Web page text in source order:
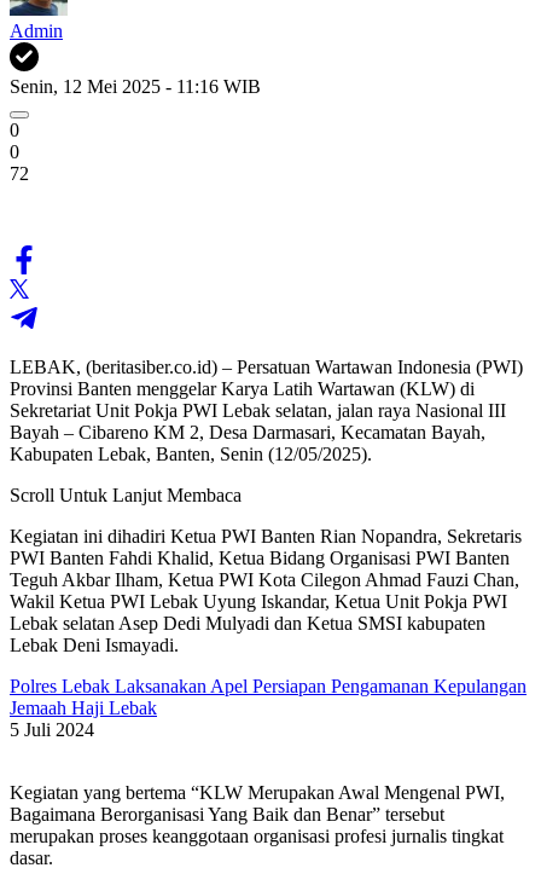
Admin
Senin, 12 Mei 2025 - 11:16 WIB
0
0
72
LEBAK, (beritasiber.co.id) – Persatuan Wartawan Indonesia (PWI)
Provinsi Banten menggelar Karya Latih Wartawan (KLW) di
Sekretariat Unit Pokja PWI Lebak selatan, jalan raya Nasional III
Bayah – Cibareno KM 2, Desa Darmasari, Kecamatan Bayah,
Kabupaten Lebak, Banten, Senin (12/05/2025).
Scroll Untuk Lanjut Membaca
Kegiatan ini dihadiri Ketua PWI Banten Rian Nopandra, Sekretaris
PWI Banten Fahdi Khalid, Ketua Bidang Organisasi PWI Banten
Teguh Akbar Ilham, Ketua PWI Kota Cilegon Ahmad Fauzi Chan,
Wakil Ketua PWI Lebak Uyung Iskandar, Ketua Unit Pokja PWI
Lebak selatan Asep Dedi Mulyadi dan Ketua SMSI kabupaten
Lebak Deni Ismayadi.
Polres Lebak Laksanakan Apel Persiapan Pengamanan Kepulangan
Jemaah Haji Lebak
5 Juli 2024
Kegiatan yang bertema “KLW Merupakan Awal Mengenal PWI,
Bagaimana Berorganisasi Yang Baik dan Benar” tersebut
merupakan proses keanggotaan organisasi profesi jurnalis tingkat
dasar.